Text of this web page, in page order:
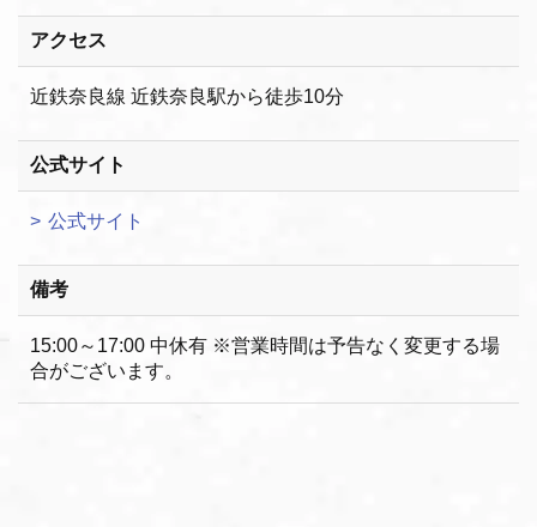
アクセス
近鉄奈良線 近鉄奈良駅から徒歩10分
公式サイト
公式サイト
備考
15:00～17:00 中休有 ※営業時間は予告なく変更する場
合がございます。